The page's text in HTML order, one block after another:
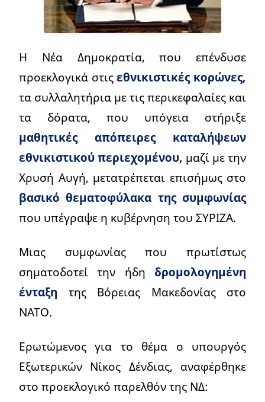
Η Νέα Δημοκρατία, που επένδυσε
προεκλογικά στιςεθνικιστικές κορώνες,
τα συλλαλητήρια με τις περικεφαλαίες και
τα δόρατα, που υπόγεια στήριξε
μαθητικές απόπειρες καταλήψεων
εθνικιστικού περιεχομένου, μαζί με την
Χρυσή Αυγή, μετατρέπεται επισήμως στο
βασικό θεματοφύλακα της συμφωνίας
που υπέγραψε η κυβέρνηση του ΣΥΡΙΖΑ.
Μιας συμφωνίας που πρωτίστως
σηματοδοτεί την ήδη δρομολογημένη
ένταξη της Βόρειας Μακεδονίας στο
ΝΑΤΟ.
Ερωτώμενος για το θέμα ο υπουργός
Εξωτερικών Νίκος Δένδιας, αναφέρθηκε
στο προεκλογικό παρελθόν της ΝΔ: